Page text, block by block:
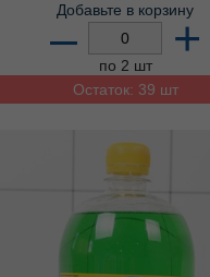
Добавьте в корзину
– +
по 2 шт
Остаток: 39 шт